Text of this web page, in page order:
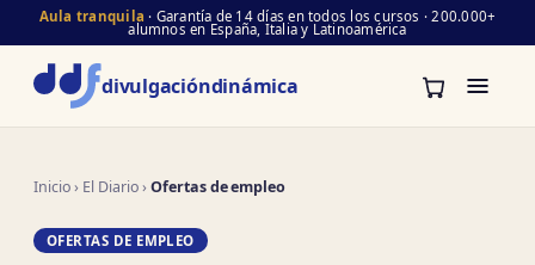
Aula tranquila · Garantía de 14 días en todos los cursos · 200.000+
alumnos en España, Italia y Latinoamérica
divulgacióndinámica
Inicio› El Diario›Ofertas de empleo
OFERTAS DE EMPLEO